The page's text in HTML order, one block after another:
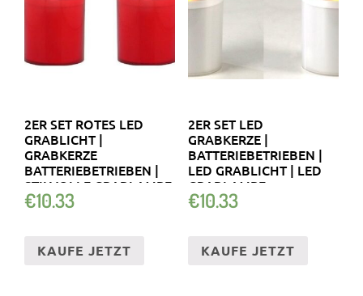
2ER SET ROTES LED
GRABLICHT |
GRABKERZE
BATTERIEBETRIEBEN |
STILVOLLE GRABLAMPE
€10.33
KAUFE JETZT
2ER SET LED
GRABKERZE |
BATTERIEBETRIEBEN |
LED GRABLICHT | LED
GRABLAMPE
€10.33
KAUFE JETZT